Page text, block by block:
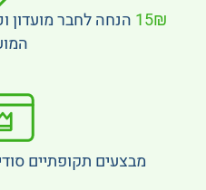
15₪ הנחה לחבר מועדון
מבצעים תקופתיים